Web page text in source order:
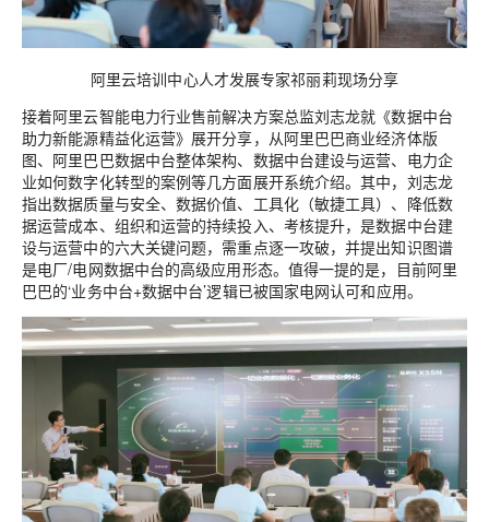
阿里云培训中心人才发展专家祁丽莉现场分享
接着阿里云智能电力行业售前解决方案总监刘志龙就《数据中台
助力新能源精益化运营》展开分享，从阿里巴巴商业经济体版
图、阿里巴巴数据中台整体架构、数据中台建设与运营、电力企
业如何数字化转型的案例等几方面展开系统介绍。其中，刘志龙
指出数据质量与安全、数据价值、工具化（敏捷工具）、降低数
据运营成本、组织和运营的持续投入、考核提升，是数据中台建
设与运营中的六大关键问题，需重点逐一攻破，并提出知识图谱
是电厂/电网数据中台的高级应用形态。值得一提的是，目前阿里
巴巴的‘业务中台+数据中台’逻辑已被国家电网认可和应用。